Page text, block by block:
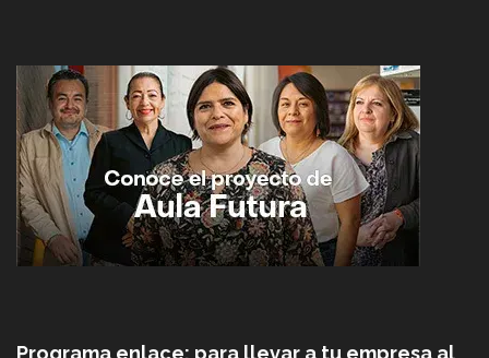
Programa enlace: para llevar a tu empresa al